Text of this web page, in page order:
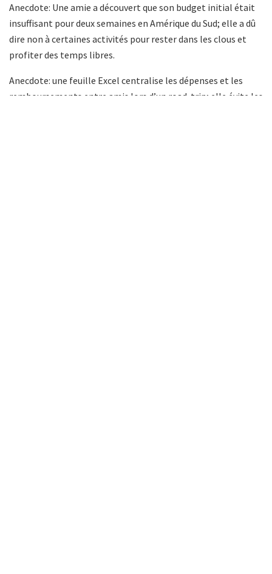
Anecdote: Une amie a découvert que son budget initial était
insuffisant pour deux semaines en Amérique du Sud; elle a dû
dire non à certaines activités pour rester dans les clous et
profiter des temps libres.
Anecdote: une feuille Excel centralise les dépenses et les
remboursements entre amis lors d’un road-trip; elle évite les